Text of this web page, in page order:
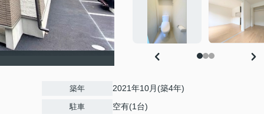
築年 2021年10月(築4年)
駐車 空有(1台)